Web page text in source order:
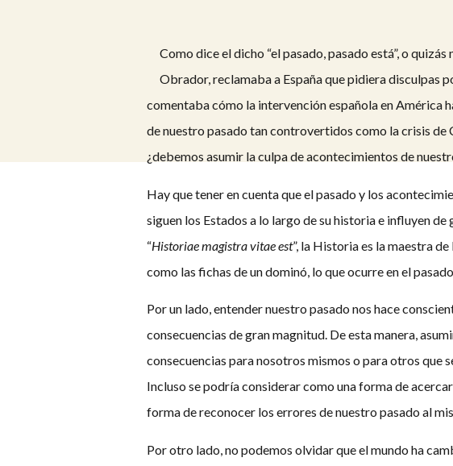
Como dice el dicho “el pasado, pasado está”, o
Obrador, reclamaba a España que pidiera disculpas
comentaba cómo la intervención española en América
de nuestro pasado tan controvertidos como la crisis de
¿debemos asumir la culpa de acontecimientos de
Hay que tener en cuenta que el pasado y los
siguen los Estados a lo largo de su historia e influyen
“Historiae magistra vitae est”, la Historia es la maestra
como las fichas de un dominó, lo que ocurre en el
Por un lado, entender nuestro pasado nos hace
consecuencias de gran magnitud. De esta manera,
consecuencias para nosotros mismos o para otros que
Incluso se podría considerar como una forma de
forma de reconocer los errores de nuestro pasado al
Por otro lado, no podemos olvidar que el mundo ha